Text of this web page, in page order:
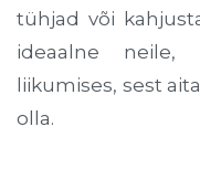
tühjad või
ideaalne
liikumises, sest
olla.